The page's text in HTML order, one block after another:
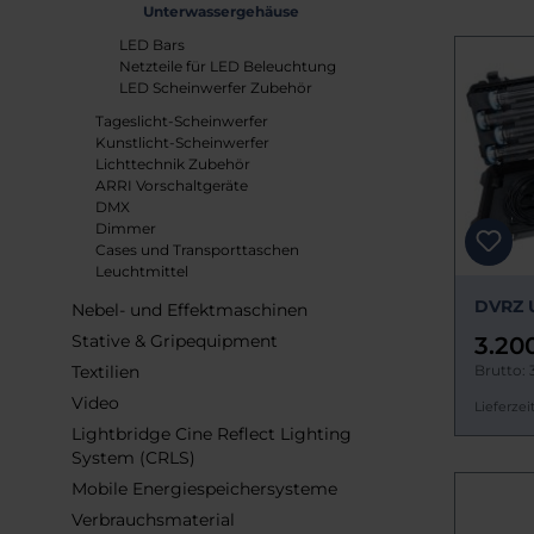
Unterwassergehäuse
LED Bars
Netzteile für LED Beleuchtung
LED Scheinwerfer Zubehör
Tageslicht-Scheinwerfer
Kunstlicht-Scheinwerfer
Lichttechnik Zubehör
ARRI Vorschaltgeräte
DMX
Dimmer
Cases und Transporttaschen
Leuchtmittel
Nebel- und Effektmaschinen
Stative & Gripequipment
Textilien
Video
Lightbridge Cine Reflect Lighting
System (CRLS)
Mobile Energiespeichersysteme
Verbrauchsmaterial
DVRZ
Brutto: